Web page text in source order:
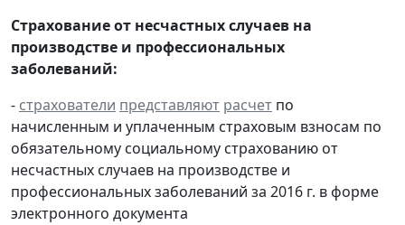
Страхование от несчастных случаев на
производстве и профессиональных
заболеваний:
- страхователи представляют расчет по
начисленным и уплаченным страховым взносам по
обязательному социальному страхованию от
несчастных случаев на производстве и
профессиональных заболеваний за 2016 г. в форме
электронного документа